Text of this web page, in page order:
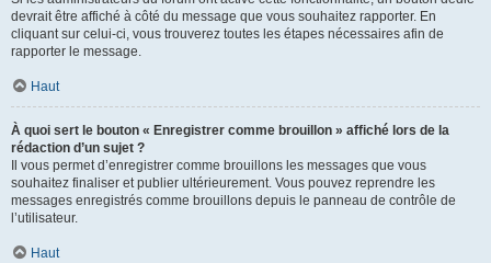
devrait être affiché à côté du message que vous souhaitez rapporter. En
cliquant sur celui-ci, vous trouverez toutes les étapes nécessaires afin de
rapporter le message.
Haut
À quoi sert le bouton « Enregistrer comme brouillon » affiché lors de la
rédaction d’un sujet ?
Il vous permet d’enregistrer comme brouillons les messages que vous
souhaitez finaliser et publier ultérieurement. Vous pouvez reprendre les
messages enregistrés comme brouillons depuis le panneau de contrôle de
l’utilisateur.
Haut